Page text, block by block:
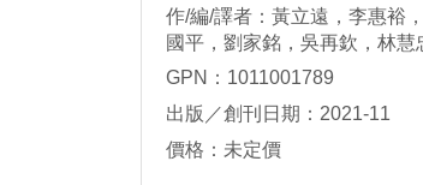
作/編/譯者：黃立遠，李惠裕
國平，劉家銘，吳再欽，林慧
張泰昌，洪維聰，蕭志龍，洪
GPN：1011001789
出版／創刊日期：2021-11
價格：未定價